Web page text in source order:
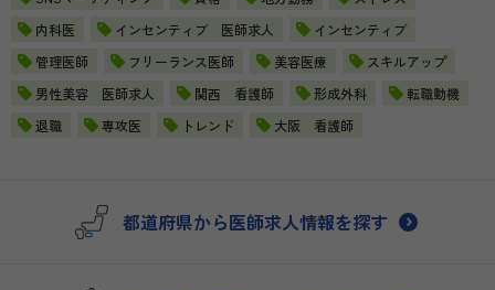
内科医
インセンティブ 医師求人
インセンティブ
管理医師
フリーランス医師 美容医療
スキルアップ
男性美容 医師求人
関西 看護師 形成外科
転職動機
退職
専攻医 トレンド 大阪 看護師
都道府県から医師求人情報を探す